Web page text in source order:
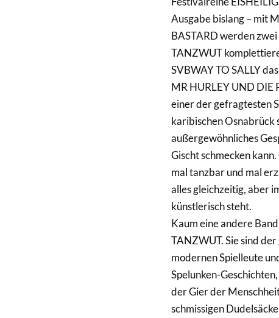
Ausgabe bislang – mit
BASTARD werden
TANZWUT
SVBWAY TO SALLY
MR HURLEY UND DIE
einer der gefragtesten
karibischen Osnabrück
außergewöhnliches
Gischt schmecken
mal tanzbar und mal
alles gleichzeitig, aber
künstlerisch steht.
Kaum eine andere
TANZWUT. Sie sind
modernen Spielleute
Spelunken-
der Gier der
schmissigen